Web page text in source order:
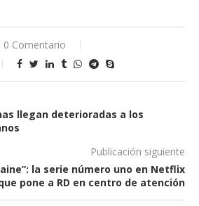
0 Comentario
llegan deterioradas a los
Publicación siguiente
la serie número uno en Netflix
pone a RD en centro de atención